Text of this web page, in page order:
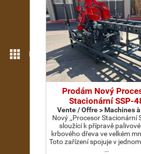
Plus de fonctions
Prodám Nový
Stacionární SSP-
Vente / Offre > Machines
Nový ,,Procesor Stacionární
sloužící k přípravě
krbového dřeva ve velkém
Toto zařízení spojuje v
…